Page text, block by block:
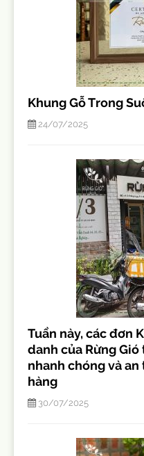
Khung Gỗ Trong
24/07/2025
Tuần này, các đơn
danh của Rừng
nhanh chóng và
hàng
30/07/2025